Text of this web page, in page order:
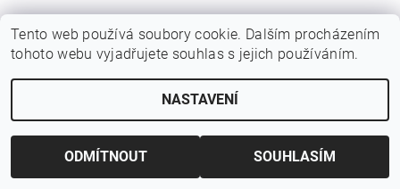
Tento web používá soubory cookie. Dalším procházením
tohoto webu vyjadřujete souhlas s jejich používáním.
NASTAVENÍ
ODMÍTNOUT SOUHLASÍM